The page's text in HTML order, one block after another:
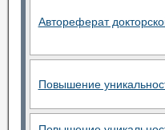
Автореферат
Повышение